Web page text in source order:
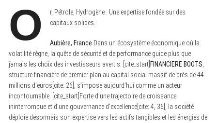
O
r, Pétrole, Hydrogène : Une expertise fondée sur des
capitaux solides.
Aubière, France Dans un écosystème économique où la
volatilité règne, la quête de sécurité et de performance guide plus que
jamais les choix des investisseurs avertis. [cite_start] FINANCIERE BOOTS
structure financière de premier plan au capital social massif de près de 44
millions d’euros[cite: 26], s’impose aujourd’hui comme un acteur
incontournable. [cite_start]Forte d’une trajectoire de croissance
ininterrompue et d’une gouvernance d’excellence[cite: 4, 36], la société
déploie désormais son expertise vers les actifs tangibles et les énergies de